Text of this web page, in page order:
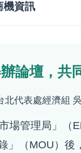
機資訊
論壇，共
北代表處經濟組
管理局」（
」（MOU）